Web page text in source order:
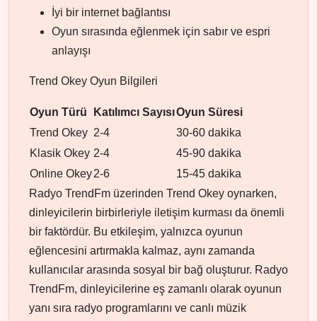
İyi bir internet bağlantısı
Oyun sırasında eğlenmek için sabır ve espri
anlayışı
Trend Okey Oyun Bilgileri
Oyun Türü Katılımcı SayısıOyun Süresi
Trend Okey 2-4
30-60 dakika
Klasik Okey 2-4
45-90 dakika
Online Okey2-6
15-45 dakika
Radyo TrendFm üzerinden Trend Okey oynarken,
dinleyicilerin birbirleriyle iletişim kurması da önemli
bir faktördür. Bu etkileşim, yalnızca oyunun
eğlencesini artırmakla kalmaz, aynı zamanda
kullanıcılar arasında sosyal bir bağ oluşturur. Radyo
TrendFm, dinleyicilerine eş zamanlı olarak oyunun
yanı sıra radyo programlarını ve canlı müzik